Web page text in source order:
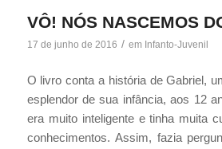
VÔ! NÓS NASCEMOS
17 de junho de 2016 / em Infanto-Juvenil
O livro conta a história de Gabriel,
esplendor de sua infância, aos 12
era muito inteligente e tinha muita
conhecimentos. Assim, fazia